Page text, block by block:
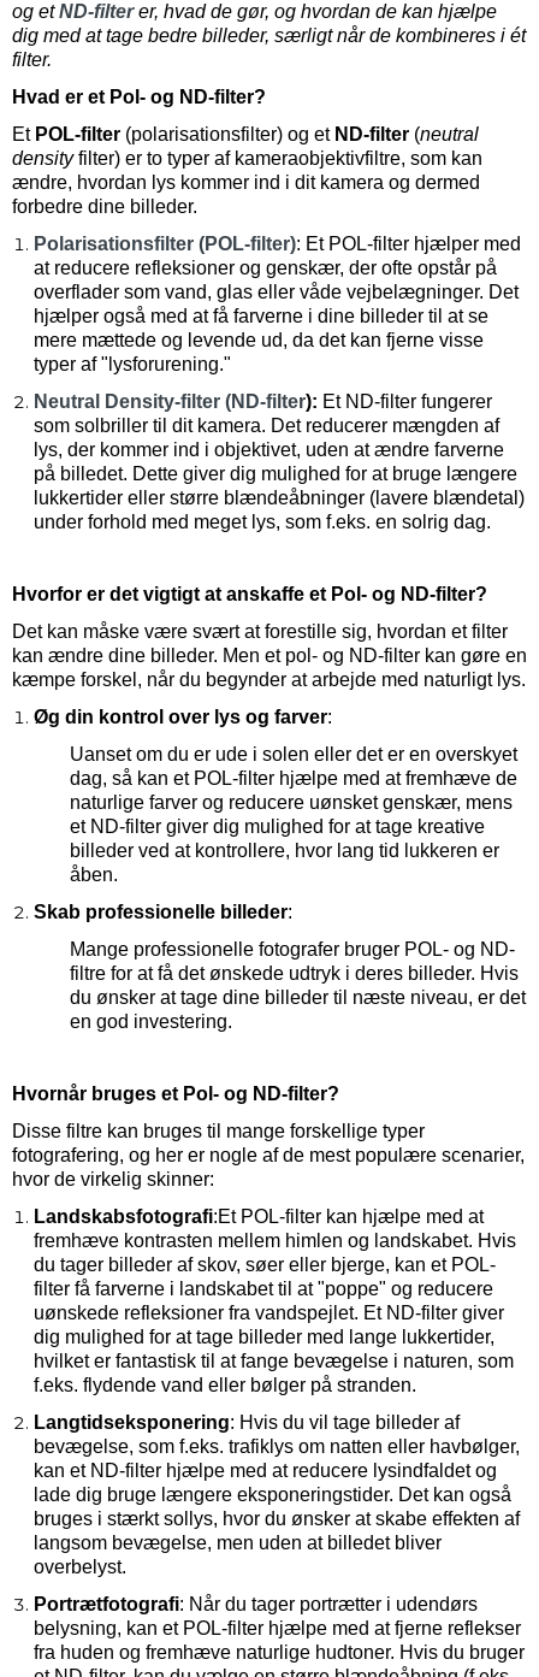
og etND-filter er, hvad de gør, og hvordan de kan hjælpe
dig med at tage bedre billeder, særligt når de kombineres i ét
filter.
Hvad er et Pol- og ND-filter?
Et POL-filter (polarisationsfilter) og et ND-filter (neutral
densityfilter) er to typer af kameraobjektivfiltre, som kan
ændre, hvordan lys kommer ind i dit kamera og dermed
forbedre dine billeder.
Polarisationsfilter (POL-filter): Et POL-filter hjælper med
at reducere refleksioner og genskær, der ofte opstår på
overflader som vand, glas eller våde vejbelægninger. Det
hjælper også med at få farverne i dine billeder til at se
mere mættede og levende ud, da det kan fjerne visse
typer af "lysforurening."
Neutral Density-filter (ND-filter): Et ND-filter fungerer
som solbriller til dit kamera. Det reducerer mængden af
lys, der kommer ind i objektivet, uden at ændre farverne
på billedet. Dette giver dig mulighed for at bruge længere
lukkertider eller større blændeåbninger (lavere blændetal)
under forhold med meget lys, som f.eks. en solrig dag.
Hvorfor er det vigtigt at anskaffe et Pol- og ND-filter?
Det kan måske være svært at forestille sig, hvordan et filter
kan ændre dine billeder. Men et pol- og ND-filter kan gøre en
kæmpe forskel, når du begynder at arbejde med naturligt lys.
Øg din kontrol over lys og farver:
Uanset om du er ude i solen eller det er en overskyet
dag, så kan et POL-filter hjælpe med at fremhæve de
naturlige farver og reducere uønsket genskær, mens
et ND-filter giver dig mulighed for at tage kreative
billeder ved at kontrollere, hvor lang tid lukkeren er
åben.
Skab professionelle billeder:
Mange professionelle fotografer bruger POL- og ND-
filtre for at få det ønskede udtryk i deres billeder. Hvis
du ønsker at tage dine billeder til næste niveau, er det
en god investering.
Hvornår bruges et Pol- og ND-filter?
Disse filtre kan bruges til mange forskellige typer
fotografering, og her er nogle af de mest populære scenarier,
hvor de virkelig skinner:
Landskabsfotografi:Et POL-filter kan hjælpe med at
fremhæve kontrasten mellem himlen og landskabet. Hvis
du tager billeder af skov, søer eller bjerge, kan et POL-
filter få farverne i landskabet til at "poppe" og reducere
uønskede refleksioner fra vandspejlet. Et ND-filter giver
dig mulighed for at tage billeder med lange lukkertider,
hvilket er fantastisk til at fange bevægelse i naturen, som
f.eks. flydende vand eller bølger på stranden.
Langtidseksponering: Hvis du vil tage billeder af
bevægelse, som f.eks. trafiklys om natten eller havbølger,
kan et ND-filter hjælpe med at reducere lysindfaldet og
lade dig bruge længere eksponeringstider. Det kan også
bruges i stærkt sollys, hvor du ønsker at skabe effekten af
langsom bevægelse, men uden at billedet bliver
overbelyst.
Portrætfotografi: Når du tager portrætter i udendørs
belysning, kan et POL-filter hjælpe med at fjerne reflekser
fra huden og fremhæve naturlige hudtoner. Hvis du bruger